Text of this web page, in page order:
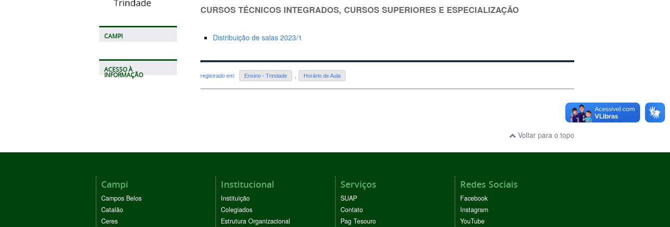
CAMPI
ACESSO À
INFORMAÇÃO
CURSOS TÉCNICOS INTEGRADOS, CURSOS SUPERIORES E ESPECIALIZAÇÃO
Distribuição de salas 2023/1
registrado em: Ensino - Trindade Horário de Aula
Voltar para o topo
Campi
Campos Belos
Catalão
Ceres
Institucional
Instituição
Colegiados
Estrutura Organizacional
Serviços
SUAP
Contato
Pag Tesouro
Redes Sociais
Facebook
Instagram
YouTube